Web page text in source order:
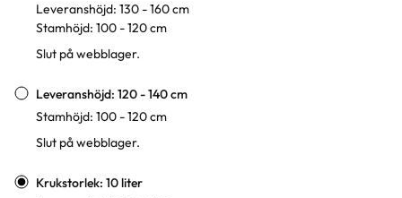
Leveranshöjd: 130 - 160 cm
Stamhöjd: 100 - 120 cm
Slut på webblager.
Leveranshöjd: 120 - 140 cm
Stamhöjd: 100 - 120 cm
Slut på webblager.
Krukstorlek: 10 liter